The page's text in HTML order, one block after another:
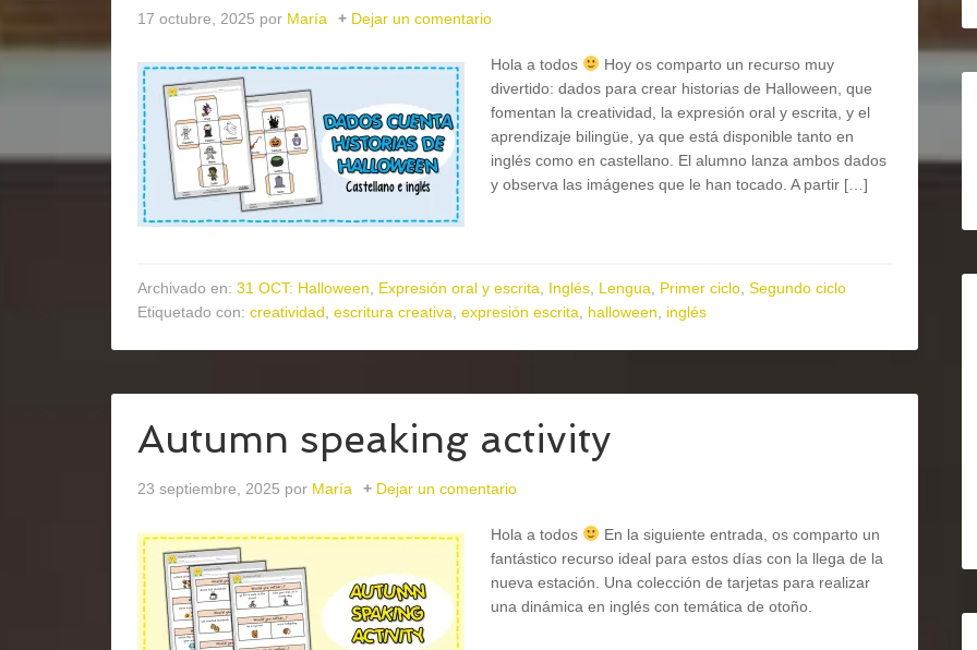
17 octubre, 2025 por María Dejar un comentario
Hola a todos
Hoy os comparto un recurso muy
divertido: dados para crear historias de Halloween, que
fomentan la creatividad, la expresión oral y escrita, y el
aprendizaje bilingüe, ya que está disponible tanto en
inglés como en castellano. El alumno lanza ambos dados
y observa las imágenes que le han tocado. A partir […]
Archivado en: 31 OCT: Halloween Expresión oral y escrita Inglés Lengua Primer ciclo Segundo ciclo
Etiquetado con: creatividad escritura creativa expresión escrita halloween inglés
Autumn speaking activity
23 septiembre, 2025 por María Dejar un comentario
Hola a todos
En la siguiente entrada, os comparto un
fantástico recurso ideal para estos días con la llega de la
nueva estación. Una colección de tarjetas para realizar
una dinámica en inglés con temática de otoño.